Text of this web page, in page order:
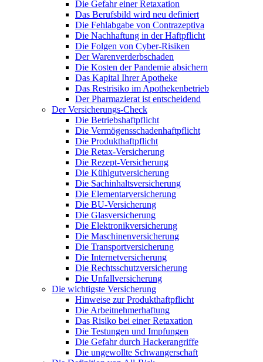
Die Gefahr einer Retaxation
Das Berufsbild wird neu definiert
Die Fehlabgabe von Contrazeptiva
Die Nachhaftung in der Haftpflicht
Die Folgen von Cyber-Risiken
Der Warenverderbschaden
Die Kosten der Pandemie absichern
Das Kapital Ihrer Apotheke
Das Restrisiko im Apothekenbetrieb
Der Pharmazierat ist entscheidend
Der Versicherungs-Check
Die Betriebshaftpflicht
Die Vermögensschadenhaftpflicht
Die Produkthaftpflicht
Die Retax-Versicherung
Die Rezept-Versicherung
Die Kühlgutversicherung
Die Sachinhaltsversicherung
Die Elementarversicherung
Die BU-Versicherung
Die Glasversicherung
Die Elektronikversicherung
Die Maschinenversicherung
Die Transportversicherung
Die Internetversicherung
Die Rechtsschutzversicherung
Die Unfallversicherung
Die wichtigste Versicherung
Hinweise zur Produkthaftpflicht
Die Arbeitnehmerhaftung
Das Risiko bei einer Retaxation
Die Testungen und Impfungen
Die Gefahr durch Hackerangriffe
Die ungewollte Schwangerschaft